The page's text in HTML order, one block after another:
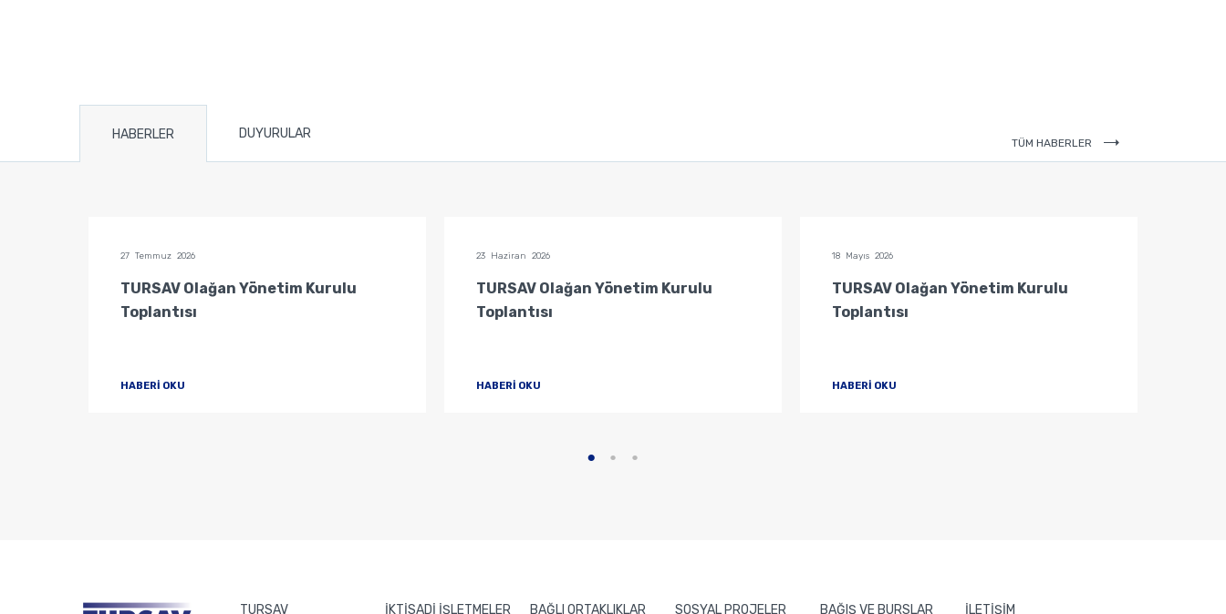
HABERLER DUYURULAR
TÜM HABERLER
27 Temmuz 2026
TURSAV Olağan Yönetim Kurulu
Toplantısı
HABERİ OKU
23 Haziran 2026
TURSAV Olağan Yönetim Kurulu
Toplantısı
HABERİ OKU
18 Mayıs 2026
TURSAV Olağan Yönetim Kurulu
Toplantısı
HABERİ OKU
TURSAV İKTİSADİ İŞLETMELER BAĞLI ORTAKLIKLAR SOSYAL PROJELER BAĞIŞ VE BURSLAR İLETİŞİM